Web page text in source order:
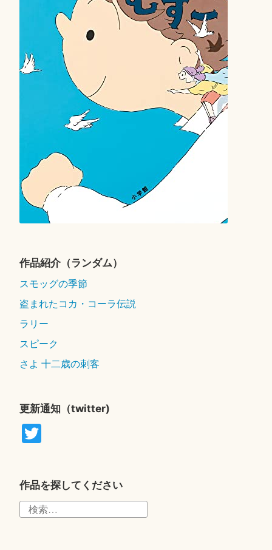
作品紹介（ランダム）
スモッグの季節
盗まれたコカ・コーラ伝説
ラリー
スピーク
さよ 十二歳の刺客
更新通知（twitter)
T
r
作品を探してください